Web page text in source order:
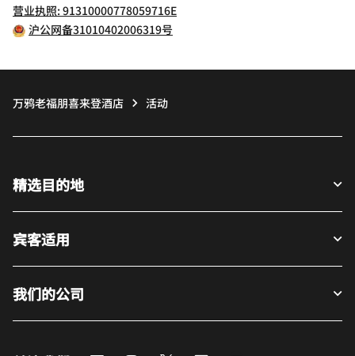
营业执照: 91310000778059716E
沪公网备31010402006319号
万鸦老福朋喜来登酒店 活动
精选目的地
宾客适用
我们的公司